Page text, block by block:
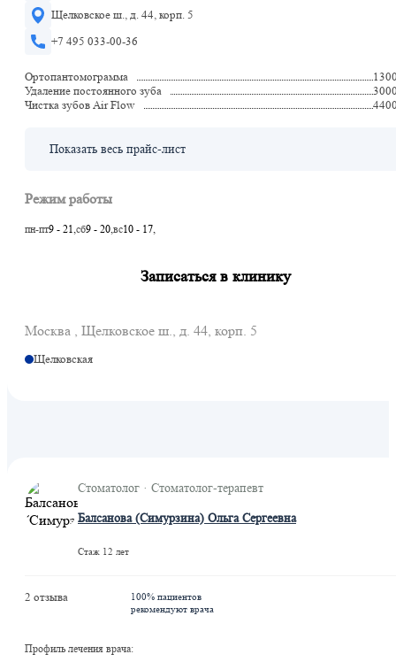
Щелковское ш., д. 44, корп. 5
+7 495 033-00-36
Ортопантомограмма
Удаление постоянного зуба
Чистка зубов Air Flow
Показать весь прайс-лист
Режим работы
пн-пт9 - 21,сб9 - 20,вс10 - 17,
Записаться в клинику
Москва , Щелковское ш., д. 44, корп. 5
Щелковская
Стоматолог · Стоматолог-терапевт
Балсанова (Симурзина) Ольга Сергеевна
Стаж 12 лет
2 отзыва
100% пациентов
рекомендуют врача
Профиль лечения врача: